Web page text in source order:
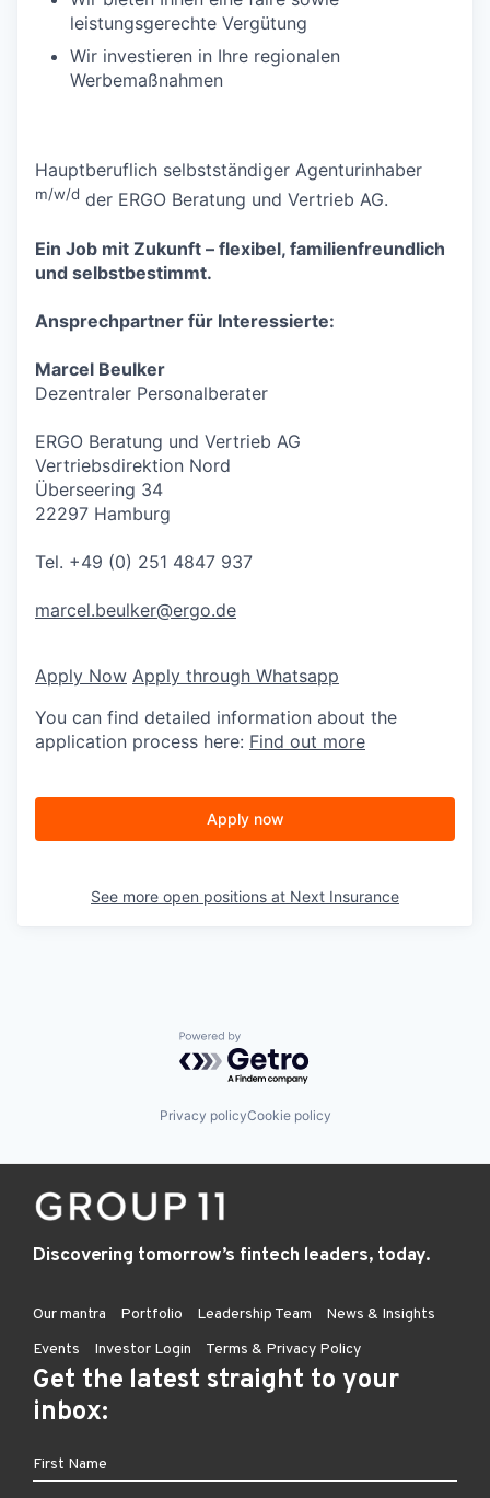
leistungsgerechte Vergütung
Wir investieren in Ihre regionalen
Werbemaßnahmen
Hauptberuflich selbstständiger Agenturinhaber
m/w/d der ERGO Beratung und Vertrieb AG.
Ein Job mit Zukunft – flexibel, familienfreundlich
und selbstbestimmt.
Ansprechpartner für Interessierte:
Marcel Beulker
Dezentraler Personalberater
ERGO Beratung und Vertrieb AG
Vertriebsdirektion Nord
Überseering 34
22297 Hamburg
Tel. +49 (0) 251 4847 937
marcel.beulker@ergo.de
Apply Now Apply through Whatsapp
You can find detailed information about the
application process here: Find out more
Apply now
See more open positions at Next Insurance
Powered by Getro.com
Privacy policyCookie policy
Discovering tomorrow’s fintech leaders, today.
Our mantra Portfolio Leadership Team
News & Insights
Events
Investor Login Terms & Privacy Policy
Get the latest straight to your
inbox: